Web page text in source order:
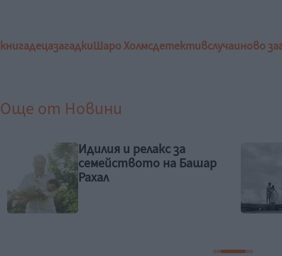
книгадецазагадкиШаро Холмсдетективслучаиново
Още от Новини
Идилия и релакс за
семейството на Башар
Рахал